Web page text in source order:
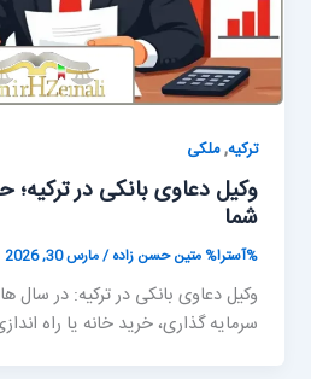
ترکیه,ملکی
وکیل دعاوی بانکی در
شما
%آسترا%متین حسن زاده/مارس 30, 2026
وکیل دعاوی بانکی در ترکیه: در سال
سرمایه گذاری، خرید خانه یا راه